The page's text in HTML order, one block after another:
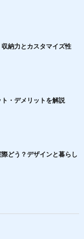
納力とカスタマイズ性
・デメリットを解説
どう？デザインと暮らし